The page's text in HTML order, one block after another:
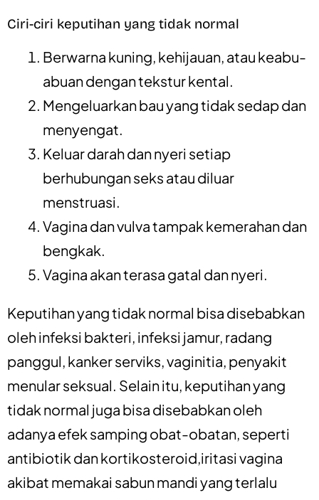
Ciri-ciri keputihan yang tidak normal
Berwarna kuning, kehijauan, atau keabu-
abuan dengan tekstur kental.
Mengeluarkan bau yang tidak sedap dan
menyengat.
Keluar darah dan nyeri setiap
berhubungan seks atau diluar
menstruasi.
Vagina dan vulva tampak kemerahan dan
bengkak.
Vagina akan terasa gatal dan nyeri.
Keputihan yang tidak normal bisa disebabkan
oleh infeksi bakteri, infeksi jamur, radang
panggul, kanker serviks, vaginitia, penyakit
menular seksual. Selain itu, keputihan yang
tidak normal juga bisa disebabkan oleh
adanya efek samping obat-obatan, seperti
antibiotik dan kortikosteroid,iritasi vagina
akibat memakai sabun mandi yang terlalu